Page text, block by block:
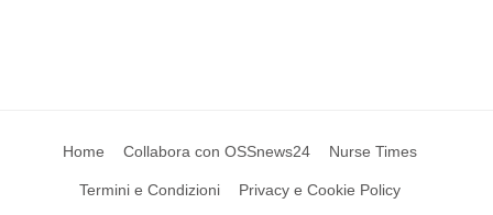
Home Collabora con OSSnews24 Nurse Times
Termini e Condizioni Privacy e Cookie Policy